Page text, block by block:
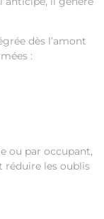
dès l’amont
:
ou par occupant,
réduire les oublis